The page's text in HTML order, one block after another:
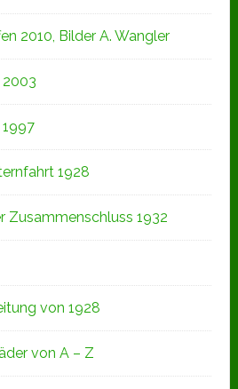
2010, Bilder A. Wangler
2003
1928
Zusammenschluss 1932
von 1928
von A – Z